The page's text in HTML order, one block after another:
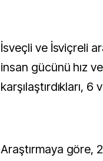
İsveçli ve İsviçreli
insan gücünü hız
karşılaştırdıkları, 6
Araştırmaya göre,